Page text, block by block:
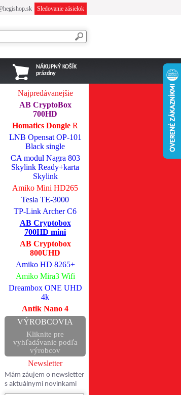
Sledovanie zásielok
NÁKUPNÝ KOŠÍK
prázdny
Najpredávanejšie
AB CryptoBox
700HD
Homatics Dongle R
LNB Opensat OP-101
Black single
CA modul Nagra 803
Skylink Ready+karta
Skylink
Amiko Mini HD265
Tesla TE-3000
TP-Link Archer C6
AB Cryptobox
700HD mini
AB Cryptobox
800UHD
Amiko HD 8265+
Amiko Mira3 Wifi
Dreambox ONE UHD
4k
Antik Nano 4
VÝROBCOVIA
Kliknite pre
vyhľadávanie podľa
výrobcov
Newsletter
Mám záujem o newsletter
s aktuálnymi novinkami